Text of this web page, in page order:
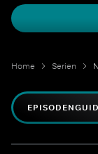
Home Serien